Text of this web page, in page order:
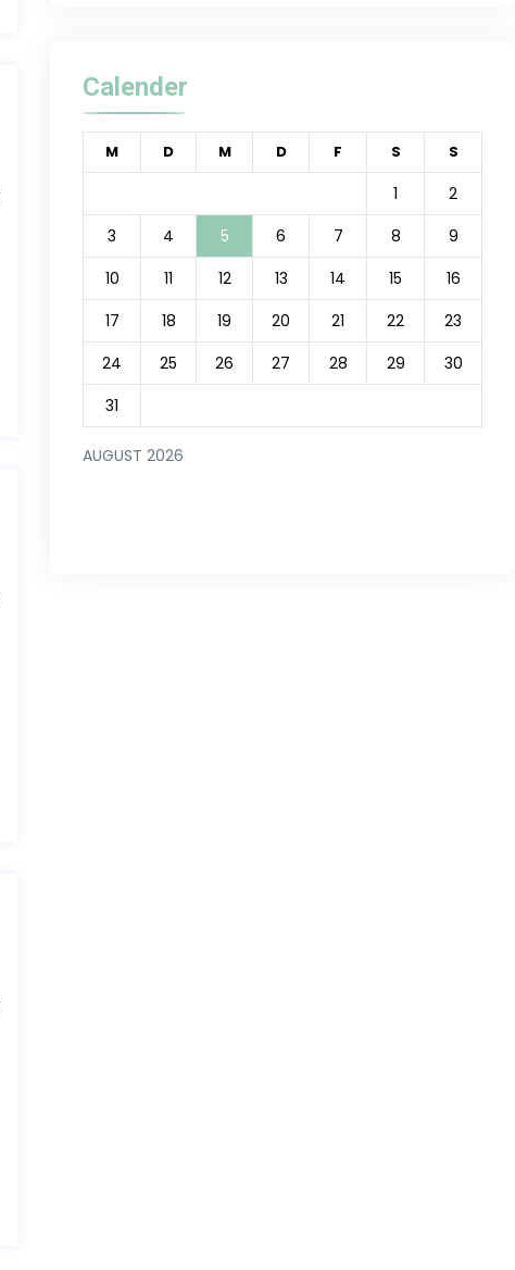
Calender
AUGUST 2026
M D M D F S S
1
2
3
4 5 6 7 8
9
10
11 12 13 14 15
16
17
18 19 20 21 22
23
24
25 26 27 28 29
30
31